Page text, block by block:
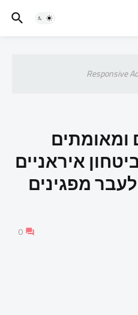
Responsive
ומאומתים
איראניים
מפגינים
0